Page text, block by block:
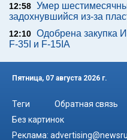
12:58 Умер
задохнувшийся из-за
12:10 Одобрена закупка
F-35I и F-15IA
Пятница, 07 августа 2026 г.
Теги Обратная связь
Без картинок
Реклама: